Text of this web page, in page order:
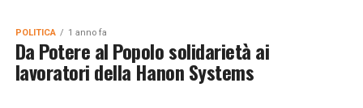
POLITICA 1 anno fa
Da Potere al Popolo solidarietà ai
lavoratori della Hanon Systems